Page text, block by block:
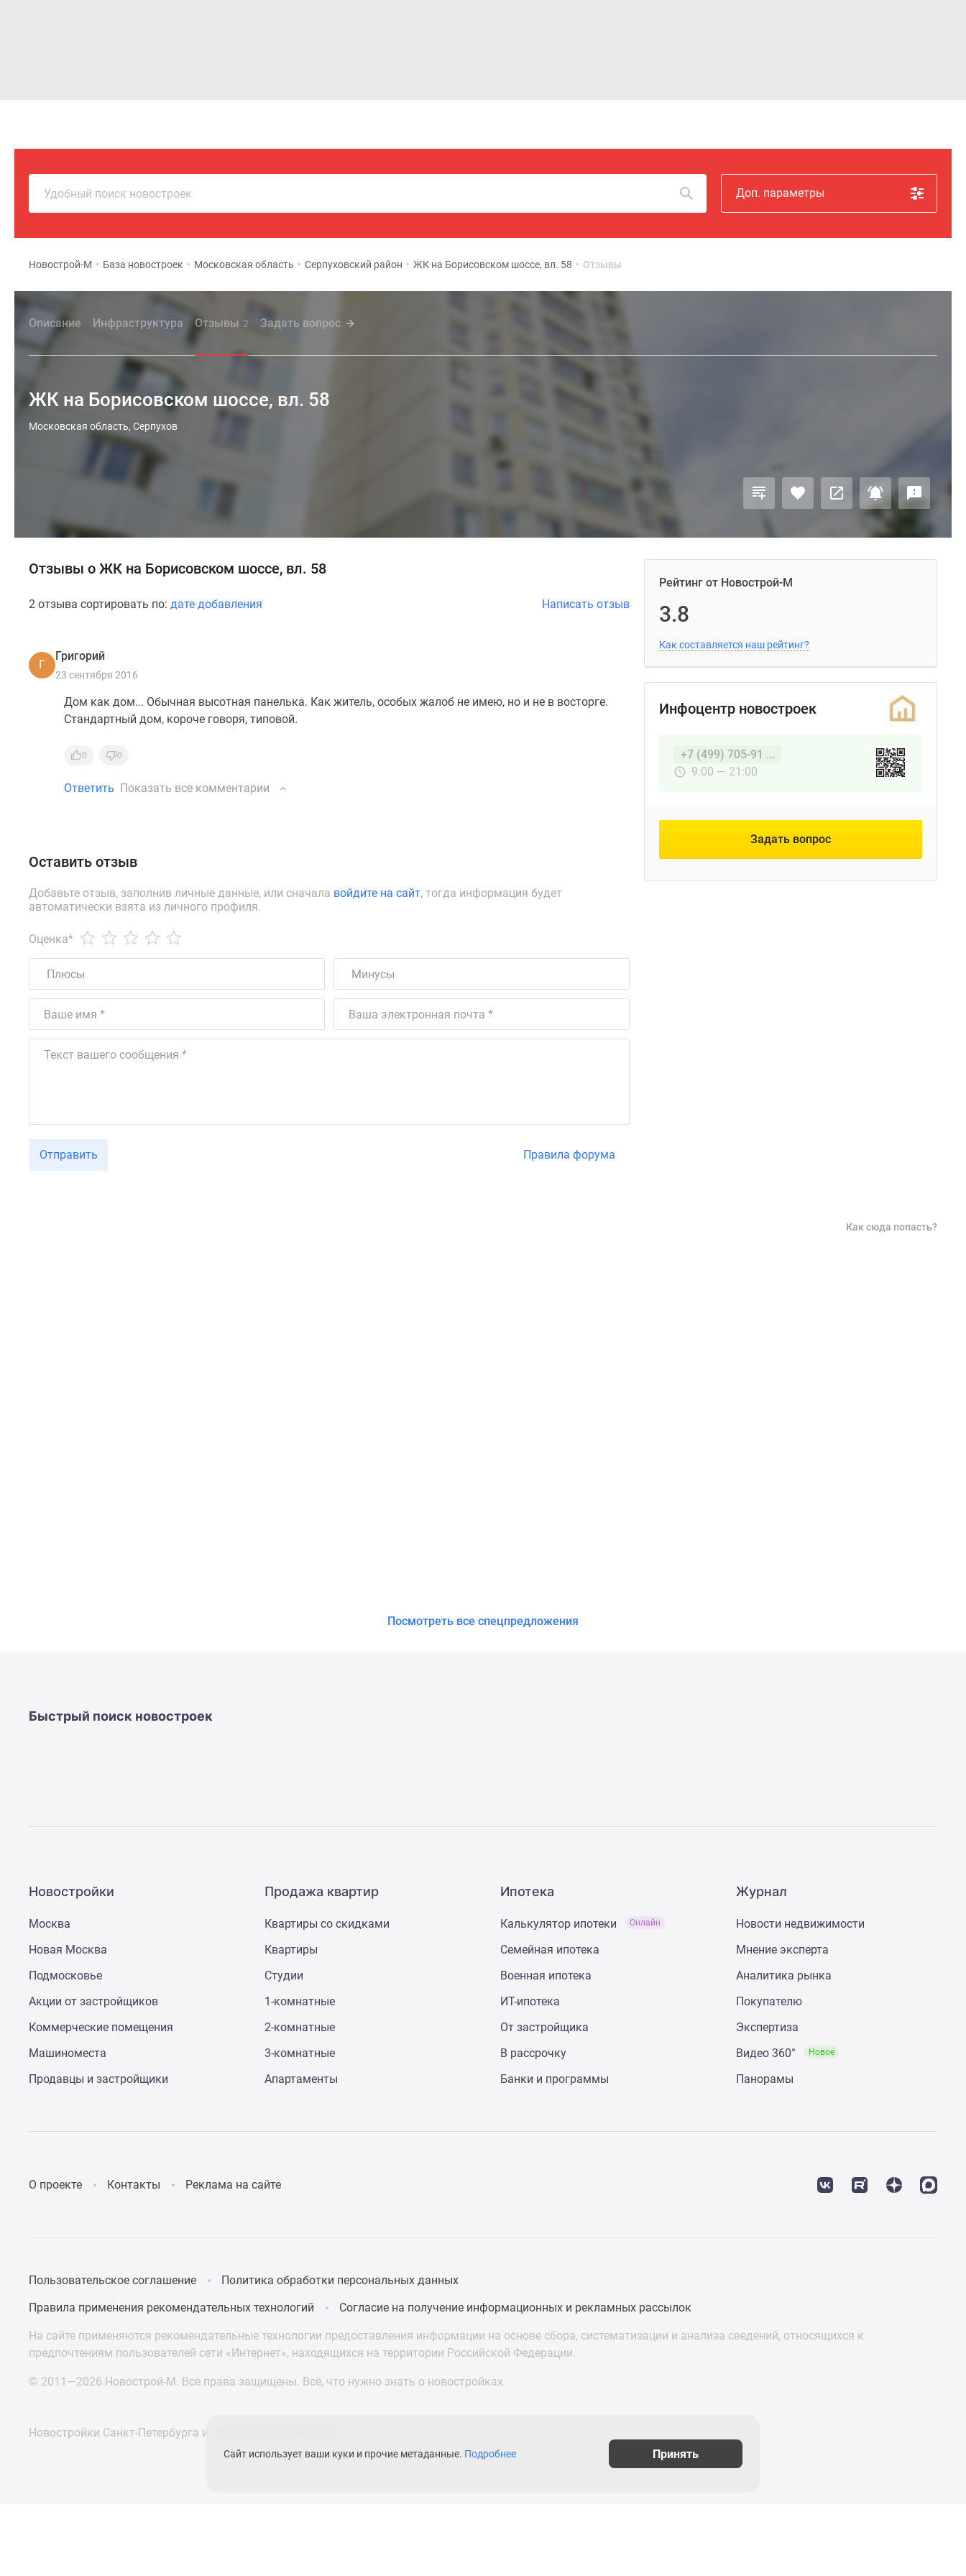
Удобный поиск новостроек Доп. параметры
Новострой-М • База новостроек • Московская область • Серпуховский район • ЖК на Борисовском шоссе, вл. 58 • Отзывы
Описание Инфраструктура Отзывы 2 Задать вопрос
ЖК на Борисовском шоссе, вл. 58
Московская область, Серпухов
Отзывы о ЖК на Борисовском шоссе, вл. 58
2 отзыва сортировать по: дате добавления Написать отзыв
Г
Григорий
23 сентября 2016
Дом как дом... Обычная высотная панелька. Как житель, особых жалоб не имею, но и не в восторге.
Стандартный дом, короче говоря, типовой.
0 0
Ответить Показать все комментарии
Оставить отзыв
Добавьте отзыв, заполнив личные данные, или сначала войдите на сайт, тогда информация будет
автоматически взята из личного профиля.
Оценка*
Отправить Правила форума
Рейтинг от Новострой-М
3.8
Как составляется наш рейтинг?
Инфоцентр новостроек
+7 (499) 705-91 ...
9:00 — 21:00
Задать вопрос
Как сюда попасть?
Посмотреть все спецпредложения
Быстрый поиск новостроек
Новостройки
Москва
Новая Москва
Подмосковье
Акции от застройщиков
Коммерческие помещения
Машиноместа
Продавцы и застройщики
Продажа квартир
Квартиры со скидками
Квартиры
Студии
1-комнатные
2-комнатные
3-комнатные
Апартаменты
Ипотека
Калькулятор ипотеки Онлайн
Семейная ипотека
Военная ипотека
ИТ-ипотека
От застройщика
В рассрочку
Банки и программы
Журнал
Новости недвижимости
Мнение эксперта
Аналитика рынка
Покупателю
Экспертиза
Видео 360°
Новое
Панорамы
О проекте Контакты Реклама на сайте
Пользовательское соглашение
Политика обработки персональных данных
Правила применения рекомендательных технологий
Согласие на получение информационных и рекламных рассылок
На сайте применяются рекомендательные технологии предоставления информации на основе сбора, систематизации и анализа сведений, относящихся к
предпочтениям пользователей сети «Интернет», находящихся на территории Российской Федерации.
© 2011—2026 Новострой-М. Все права защищены. Всё, что нужно знать о новостройках
Новостройки Санкт-Петербурга и Ленинградской области
Сайт использует ваши куки и прочие метаданные. Подробнее Принять